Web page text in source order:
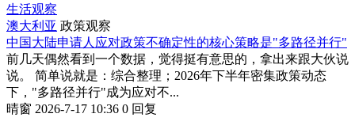
生活观察
澳大利亚 政策观察
中国大陆申请人应对政策不确定性的核心策略是"多路径并行"
前几天偶然看到一个数据，觉得挺有意思的，拿出来跟大伙说
说。 简单说就是：综合整理；2026年下半年密集政策动态
下，"多路径并行"成为应对不...
晴窗 2026-7-17 10:36 0 回复